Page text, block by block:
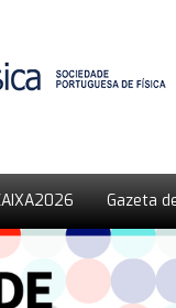
Gazeta